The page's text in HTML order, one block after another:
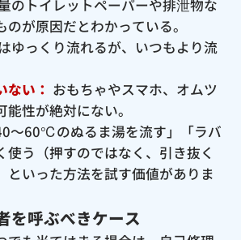
のトイレットペーパーや排泄物な
が原因だとわかっている。
ゆっくり流れるが、いつもより流
ない： おもちゃやスマホ、オムツ
性が絶対にない。
〜60℃のぬるま湯を流す」「ラバ
使う（押すのではなく、引き抜く
といった方法を試す価値がありま
を呼ぶべきケース